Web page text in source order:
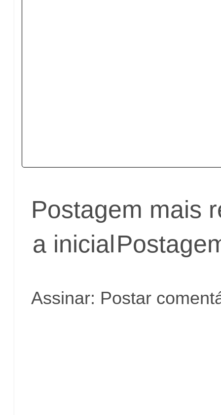
Postagem mais
a inicial
Assinar: Postar